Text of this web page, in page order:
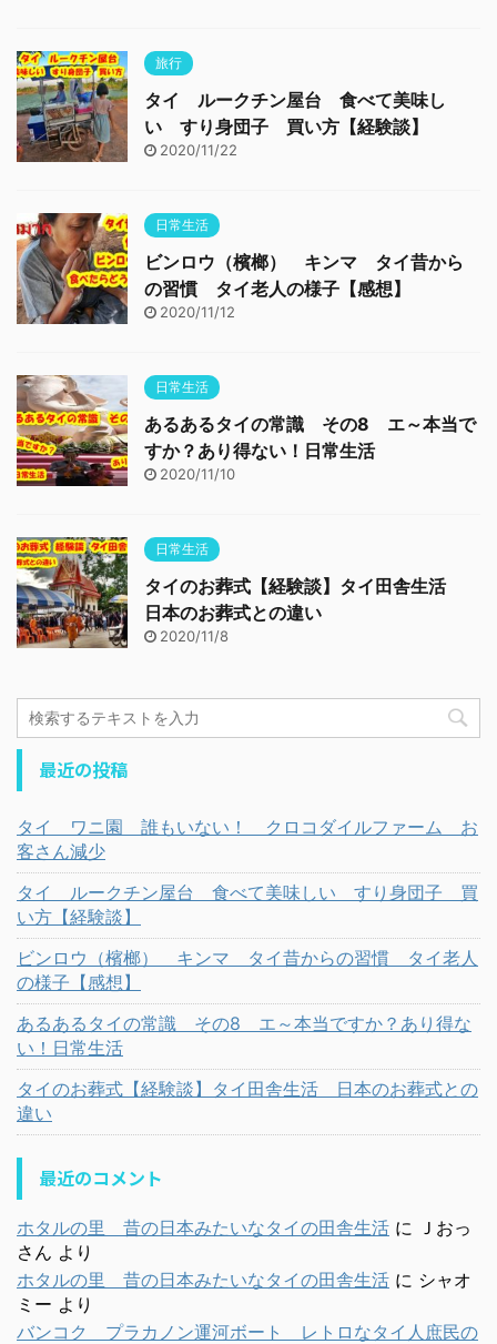
旅行
タイ ルークチン屋台 食べて美味し
い すり身団子 買い方【経験談】
2020/11/22
日常生活
ビンロウ（檳榔） キンマ タイ昔から
の習慣 タイ老人の様子【感想】
2020/11/12
日常生活
あるあるタイの常識 その8 エ～本当で
すか？あり得ない！日常生活
2020/11/10
日常生活
タイのお葬式【経験談】タイ田舎生活
日本のお葬式との違い
2020/11/8
最近の投稿
タイ ワニ園 誰もいない！ クロコダイルファーム お
客さん減少
タイ ルークチン屋台 食べて美味しい すり身団子 買
い方【経験談】
ビンロウ（檳榔） キンマ タイ昔からの習慣 タイ老人
の様子【感想】
あるあるタイの常識 その8 エ～本当ですか？あり得な
い！日常生活
タイのお葬式【経験談】タイ田舎生活 日本のお葬式との
違い
最近のコメント
ホタルの里 昔の日本みたいなタイの田舎生活 に Ｊおっ
さん より
ホタルの里 昔の日本みたいなタイの田舎生活 に シャオ
ミー より
バンコク プラカノン運河ボート レトロなタイ人庶民の